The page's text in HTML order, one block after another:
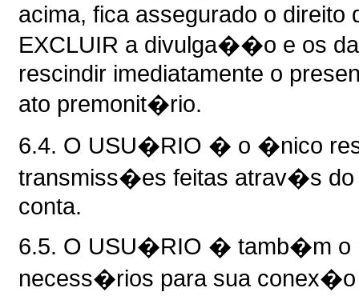
acima, fica assegurado o direito
EXCLUIR a divulga��o e os
rescindir imediatamente o
ato premonit�rio.
6.4. O USU�RIO � o �nico
transmiss�es feitas atrav�s
conta.
6.5. O USU�RIO � tamb�m o
necess�rios para sua